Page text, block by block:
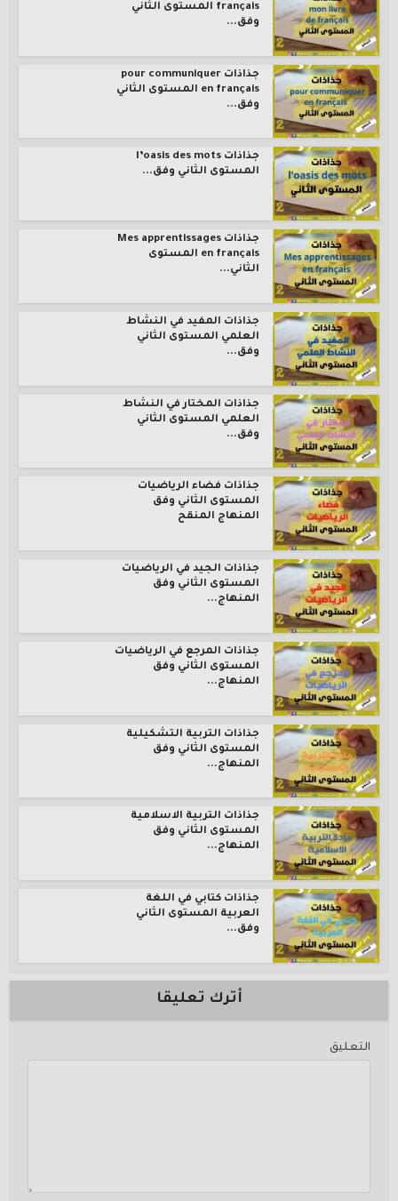
français المستوى الثاني
وفق...
جذاذات pour communiquer
en français المستوى الثاني
وفق...
جذاذات l’oasis des mots
المستوى الثاني وفق...
جذاذات Mes apprentissages
en français المستوى
الثاني...
جذاذات المفيد في النشاط
العلمي المستوى الثاني
وفق...
جذاذات المختار في النشاط
العلمي المستوى الثاني
وفق...
جذاذات فضاء الرياضيات
المستوى الثاني وفق
المنهاج المنقح
جذاذات الجيد في الرياضيات
المستوى الثاني وفق
المنهاج...
جذاذات المرجع في الرياضيات
المستوى الثاني وفق
المنهاج...
جذاذات التربية التشكيلية
المستوى الثاني وفق
المنهاج...
جذاذات التربية الاسلامية
المستوى الثاني وفق
المنهاج...
جذاذات كتابي في اللغة
العربية المستوى الثاني
وفق...
أترك تعليقا
التعليق